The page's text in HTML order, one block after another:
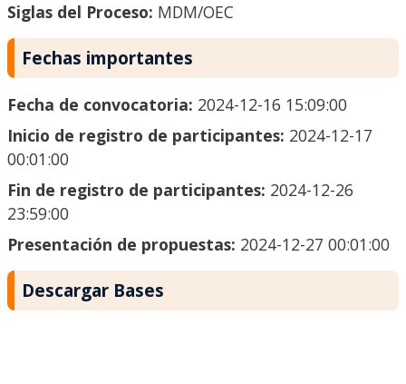
Siglas del Proceso: MDM/OEC
Fechas importantes
Fecha de convocatoria: 2024-12-16 15:09:00
Inicio de registro de participantes: 2024-12-17
00:01:00
Fin de registro de participantes: 2024-12-26
23:59:00
Presentación de propuestas: 2024-12-27 00:01:00
Descargar Bases